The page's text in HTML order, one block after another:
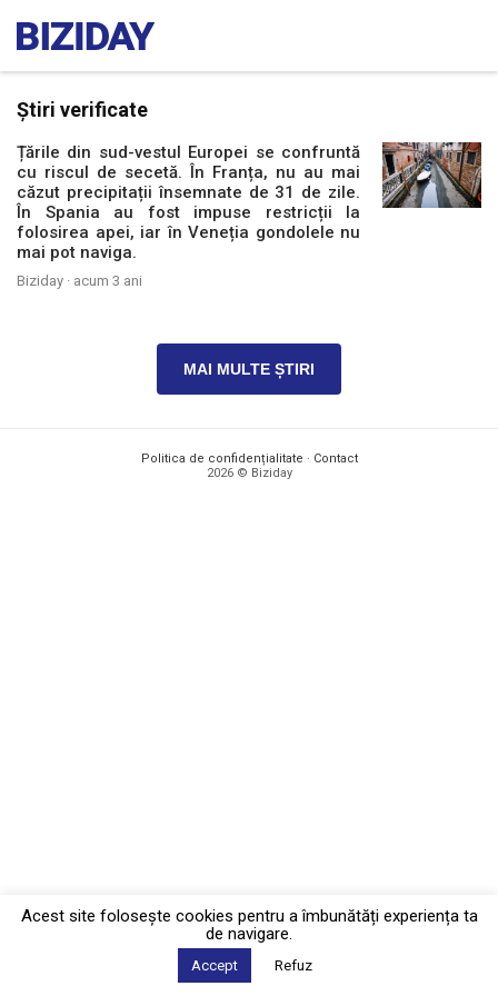
Știri verificate
Țările din sud-vestul Europei se confruntă
cu riscul de secetă. În Franța, nu au mai
căzut precipitații însemnate de 31 de zile.
În Spania au fost impuse restricții la
folosirea apei, iar în Veneția gondolele nu
mai pot naviga.
Biziday · acum 3 ani
MAI MULTE ȘTIRI
Politica de confidențialitate · Contact
2026 © Biziday
Acest site foloseşte cookies pentru a îmbunătăți experiența ta
de navigare.
Accept Refuz